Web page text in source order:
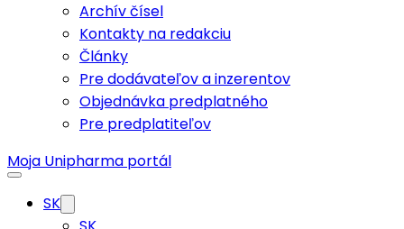
Archív čísel
Kontakty na redakciu
Články
Pre dodávateľov a inzerentov
Objednávka predplatného
Pre predplatiteľov
Moja Unipharma portál
SK